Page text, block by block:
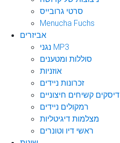
סרטי גרובייס
Menucha Fuchs
אביזרים
נגני MP3
סוללות ומטענים
אוזניות
זכרונות ניידים
דיסקים קשיחים חיצוניים
רמקולים ניידים
מצלמות דיגיטליות
ראשי דיו וטונרים